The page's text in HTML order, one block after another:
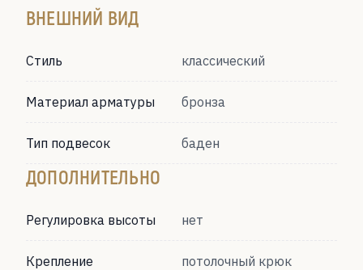
ВНЕШНИЙ ВИД
Стиль классический
Материал арматуры бронза
Тип подвесок баден
ДОПОЛНИТЕЛЬНО
Регулировка высоты нет
Крепление потолочный крюк